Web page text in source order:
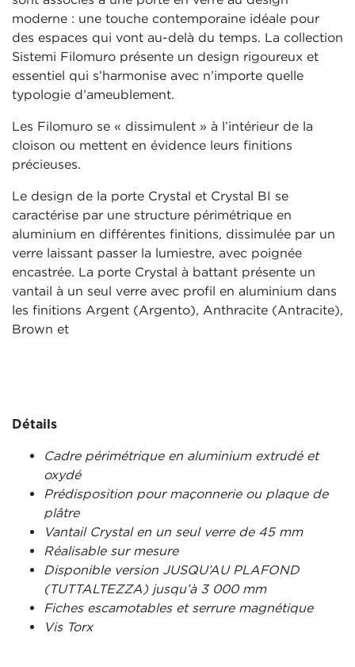
moderne : une touche contemporaine idéale pour
des espaces qui vont au-delà du temps. La collection
Sistemi Filomuro présente un design rigoureux et
essentiel qui s’harmonise avec n’importe quelle
typologie d’ameublement.
Les Filomuro se « dissimulent » à l’intérieur de la
cloison ou mettent en évidence leurs finitions
précieuses.
Le design de la porte Crystal et Crystal BI se
caractérise par une structure périmétrique en
aluminium en différentes finitions, dissimulée par un
verre laissant passer la lumiestre, avec poignée
encastrée. La porte Crystal à battant présente un
vantail à un seul verre avec profil en aluminium dans
les finitions Argent (Argento), Anthracite (Antracite),
Brown et
Détails
Cadre périmétrique en aluminium extrudé et
oxydé
Prédisposition pour maçonnerie ou plaque de
plâtre
Vantail Crystal en un seul verre de 45 mm
Réalisable sur mesure
Disponible version JUSQU’AU PLAFOND
(TUTTALTEZZA) jusqu’à 3 000 mm
Fiches escamotables et serrure magnétique
Vis Torx